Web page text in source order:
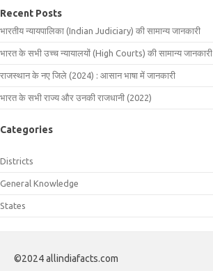
Recent Posts
भारतीय न्यायपालिका (Indian Judiciary) की सामान्य जानकारी
भारत के सभी उच्च न्यायालयों (High Courts) की सामान्य जानकारी
राजस्थान के नए जिले (2024) : आसान भाषा में जानकारी
भारत के सभी राज्य और उनकी राजधानी (2022)
Categories
Districts
General Knowledge
States
©2024 allindiafacts.com